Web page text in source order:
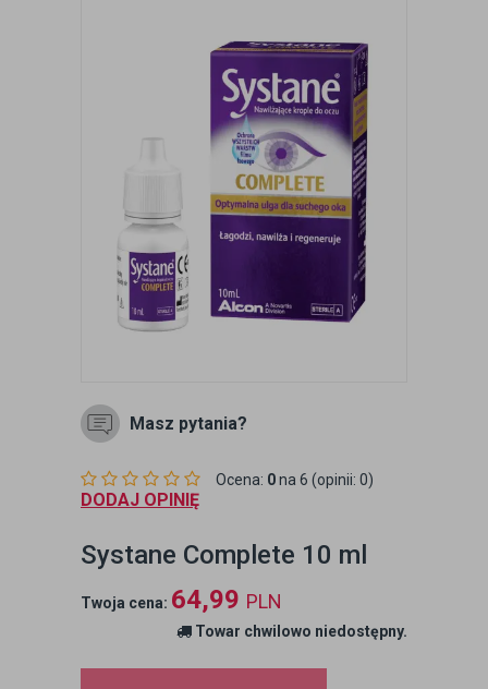
Masz pytania?
Ocena: 0na 6 (opinii: 0)
DODAJ OPINIĘ
Systane Complete 10 ml
Twoja cena: 64,99 PLN
Towar chwilowo niedostępny.